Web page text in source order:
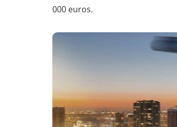
000 euros.